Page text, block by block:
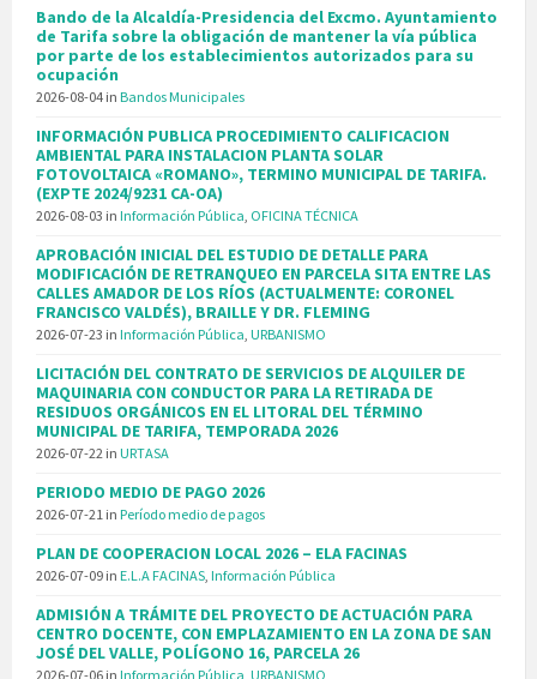
Bando de la Alcaldía-Presidencia del Excmo. Ayuntamiento
de Tarifa sobre la obligación de mantener la vía pública
por parte de los establecimientos autorizados para su
ocupación
2026-08-04 in Bandos Municipales
INFORMACIÓN PUBLICA PROCEDIMIENTO CALIFICACION
AMBIENTAL PARA INSTALACION PLANTA SOLAR
FOTOVOLTAICA «ROMANO», TERMINO MUNICIPAL DE TARIFA.
(EXPTE 2024/9231 CA-OA)
2026-08-03 in Información Pública, OFICINA TÉCNICA
APROBACIÓN INICIAL DEL ESTUDIO DE DETALLE PARA
MODIFICACIÓN DE RETRANQUEO EN PARCELA SITA ENTRE LAS
CALLES AMADOR DE LOS RÍOS (ACTUALMENTE: CORONEL
FRANCISCO VALDÉS), BRAILLE Y DR. FLEMING
2026-07-23 in Información Pública, URBANISMO
LICITACIÓN DEL CONTRATO DE SERVICIOS DE ALQUILER DE
MAQUINARIA CON CONDUCTOR PARA LA RETIRADA DE
RESIDUOS ORGÁNICOS EN EL LITORAL DEL TÉRMINO
MUNICIPAL DE TARIFA, TEMPORADA 2026
2026-07-22 in URTASA
PERIODO MEDIO DE PAGO 2026
2026-07-21 in Período medio de pagos
PLAN DE COOPERACION LOCAL 2026 – ELA FACINAS
2026-07-09 in E.L.A FACINAS, Información Pública
ADMISIÓN A TRÁMITE DEL PROYECTO DE ACTUACIÓN PARA
CENTRO DOCENTE, CON EMPLAZAMIENTO EN LA ZONA DE SAN
JOSÉ DEL VALLE, POLÍGONO 16, PARCELA 26
2026-07-06 in Información Pública URBANISMO